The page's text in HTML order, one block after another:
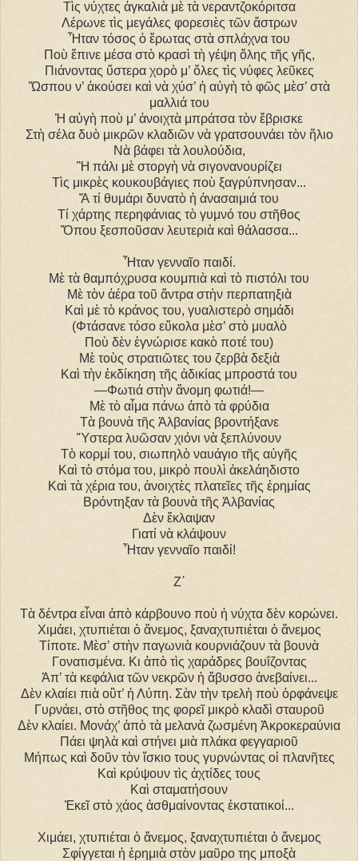
Τὶς νύχτες ἀγκαλιὰ μὲ τὰ νεραντζοκόριτσα
Λέρωνε τὶς μεγάλες φορεσιὲς τῶν ἄστρων
Ἦταν τόσος ὁ ἔρωτας στὰ σπλάχνα του
Ποὺ ἔπινε μέσα στὸ κρασὶ τὴ γέψη ὅλης τῆς γῆς,
Πιάνοντας ὕστερα χορὸ μ’ ὅλες τὶς νύφες λεῦκες
Ὥσπου ν’ ἀκούσει καὶ νὰ χύσ’ ἡ αὐγὴ τὸ φῶς μὲσ’ στὰ
μαλλιά του
Ἡ αὐγὴ ποὺ μ’ ἀνοιχτὰ μπράτσα τὸν ἔβρισκε
Στὴ σέλα δυὸ μικρῶν κλαδιῶν νὰ γρατσουνάει τὸν ἥλιο
Νὰ βάφει τὰ λουλούδια,
Ἢ πάλι μὲ στοργὴ νὰ σιγονανουρίζει
Τὶς μικρὲς κουκουβάγιες ποὺ ξαγρύπνησαν...
Ἄ τί θυμάρι δυνατὸ ἡ ἀνασαιμιά του
Τί χάρτης περηφάνιας τὸ γυμνό του στῆθος
Ὅπου ξεσποῦσαν λευτεριὰ καὶ θάλασσα...
Ἦταν γενναῖο παιδί.
Μὲ τὰ θαμπόχρυσα κουμπιὰ καὶ τὸ πιστόλι του
Μὲ τὸν ἀέρα τοῦ ἄντρα στὴν περπατηξιὰ
Καὶ μὲ τὸ κράνος του, γυαλιστερὸ σημάδι
(Φτάσανε τόσο εὔκολα μὲσ’ στὸ μυαλὸ
Ποὺ δὲν ἐγνώρισε κακὸ ποτέ του)
Μὲ τοὺς στρατιῶτες του ζερβὰ δεξιὰ
Καὶ τὴν ἐκδίκηση τῆς ἀδικίας μπροστά του
―Φωτιά στὴν ἄνομη φωτιά!―
Μὲ τὸ αἷμα πάνω ἀπὸ τὰ φρύδια
Τὰ βουνὰ τῆς Ἀλβανίας βροντήξανε
Ὕστερα λυῶσαν χιόνι νὰ ξεπλύνουν
Τὸ κορμί του, σιωπηλὸ ναυάγιο τῆς αὐγῆς
Καὶ τὸ στόμα του, μικρὸ πουλὶ ἀκελάηδιστο
Καὶ τὰ χέρια του, ἀνοιχτὲς πλατεῖες τῆς ἐρημίας
Βρόντηξαν τὰ βουνὰ τῆς Ἀλβανίας
Δὲν ἔκλαψαν
Γιατί νὰ κλάψουν
Ἦταν γενναῖο παιδί!
Z΄
Τὰ δέντρα εἶναι ἀπὸ κάρβουνο ποὺ ἡ νύχτα δὲν κορώνει.
Χιμάει, χτυπιέται ὁ ἄνεμος, ξαναχτυπιέται ὁ ἄνεμος
Τίποτε. Μὲσ’ στὴν παγωνιὰ κουρνιάζουν τὰ βουνὰ
Γονατισμένα. Κι ἀπὸ τὶς χαράδρες βουΐζοντας
Ἀπ’ τὰ κεφάλια τῶν νεκρῶν ἡ ἄβυσσο ἀνεβαίνει...
Δὲν κλαίει πιὰ οὒτ’ ἡ Λύπη. Σὰν τὴν τρελὴ ποὺ ὀρφάνεψε
Γυρνάει, στὸ στῆθος της φορεῖ μικρὸ κλαδὶ σταυροῦ
Δὲν κλαίει. Μονάχ’ ἀπὸ τὰ μελανὰ ζωσμένη Ἀκροκεραύνια
Πάει ψηλὰ καὶ στήνει μιὰ πλάκα φεγγαριοῦ
Μήπως καὶ δοῦν τὸν ἴσκιο τους γυρνώντας οἱ πλανῆτες
Καὶ κρύψουν τὶς ἀχτίδες τους
Καὶ σταματήσουν
Ἐκεῖ στὸ χάος ἀσθμαίνοντας ἐκστατικοί...
Χιμάει, χτυπιέται ὁ ἄνεμος, ξαναχτυπιέται ὁ ἄνεμος
Σφίγγεται ἡ ἐρημιὰ στὸν μαῦρο της μποξὰ